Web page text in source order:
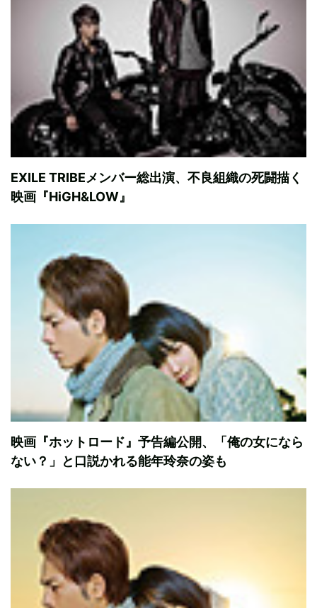
EXILE TRIBEメンバー総出演、不良組織の死闘描く
映画『HiGH&LOW』
映画『ホットロード』予告編公開、「俺の女になら
ない？」と口説かれる能年玲奈の姿も